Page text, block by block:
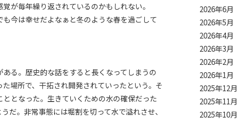
が毎年繰り返されているのかもしれない。
今は幸せだよなぁと冬のような春を過ごして
る。歴史的な話をすると長くなってしまうの
場所で、干拓され開発されていったという。そ
となった。生きていくための水の確保だった
だ。非常事態には堀割を切って水で溢れさせ、
2026年6月
2026年5月
2026年4月
2026年3月
2026年2月
2026年1月
2025年12月
2025年11月
2025年10月